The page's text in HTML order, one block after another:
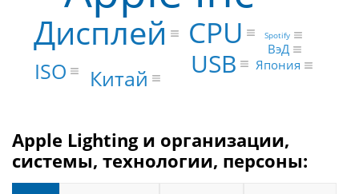
Дисплей CPU
USB
ISO Китай Япония
ВэД
Spotify
Apple Lighting и организации,
системы, технологии, персоны: